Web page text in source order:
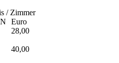
/ Zimmer
Euro
28,00
40,00